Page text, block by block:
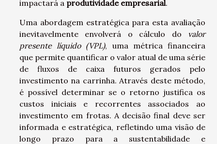
impactará a produtividade empresarial.
Uma abordagem estratégica para esta avaliação
inevitavelmente envolverá o cálculo do valor
presente líquido (VPL), uma métrica financeira
que permite quantificar o valor atual de uma série
de fluxos de caixa futuros gerados pelo
investimento na carrinha. Através deste método,
é possível determinar se o retorno justifica os
custos iniciais e recorrentes associados ao
investimento em frotas. A decisão final deve ser
informada e estratégica, refletindo uma visão de
longo prazo para a sustentabilidade e